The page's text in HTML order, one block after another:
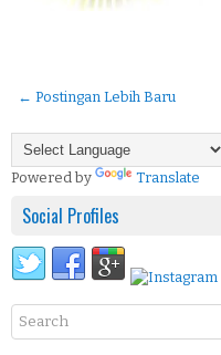
← Postingan Lebih Baru
Powered by Translate
Social Profiles